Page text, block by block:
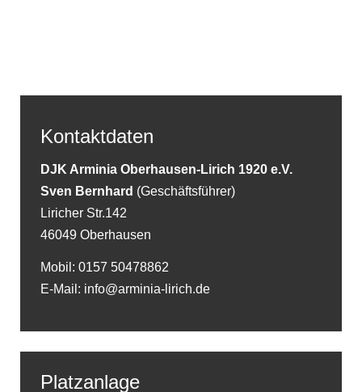
Kontaktdaten
DJK Arminia Oberhausen-Lirich 1920 e.V.
Sven Bernhard (Geschäftsführer)
Liricher Str.142
46049 Oberhausen
Mobil: 0157 50478862
E-Mail: info@arminia-lirich.de
Platzanlage